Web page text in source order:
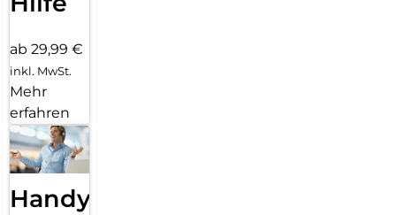
ab 29,99 €
inkl. MwSt.
Mehr
erfahren
Handy